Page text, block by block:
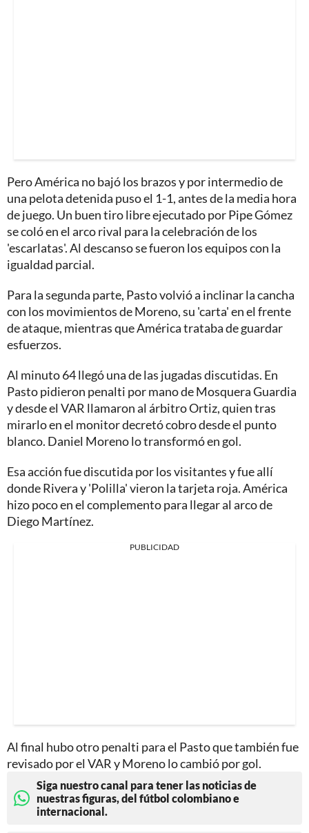
Pero América no bajó los brazos y por intermedio de
una pelota detenida puso el 1-1, antes de la media hora
de juego. Un buen tiro libre ejecutado por Pipe Gómez
se coló en el arco rival para la celebración de los
'escarlatas'. Al descanso se fueron los equipos con la
igualdad parcial.
Para la segunda parte, Pasto volvió a inclinar la cancha
con los movimientos de Moreno, su 'carta' en el frente
de ataque, mientras que América trataba de guardar
esfuerzos.
Al minuto 64 llegó una de las jugadas discutidas. En
Pasto pidieron penalti por mano de Mosquera Guardia
y desde el VAR llamaron al árbitro Ortiz, quien tras
mirarlo en el monitor decretó cobro desde el punto
blanco. Daniel Moreno lo transformó en gol.
Esa acción fue discutida por los visitantes y fue allí
donde Rivera y 'Polilla' vieron la tarjeta roja. América
hizo poco en el complemento para llegar al arco de
Diego Martínez.
PUBLICIDAD
Al final hubo otro penalti para el Pasto que también fue
revisado por el VAR y Moreno lo cambió por gol.
Siga nuestro canal para tener las noticias de
nuestras figuras, del fútbol colombiano e
internacional.